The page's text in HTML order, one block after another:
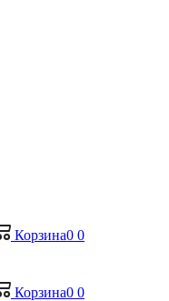
Корзина0 0
Корзина0 0